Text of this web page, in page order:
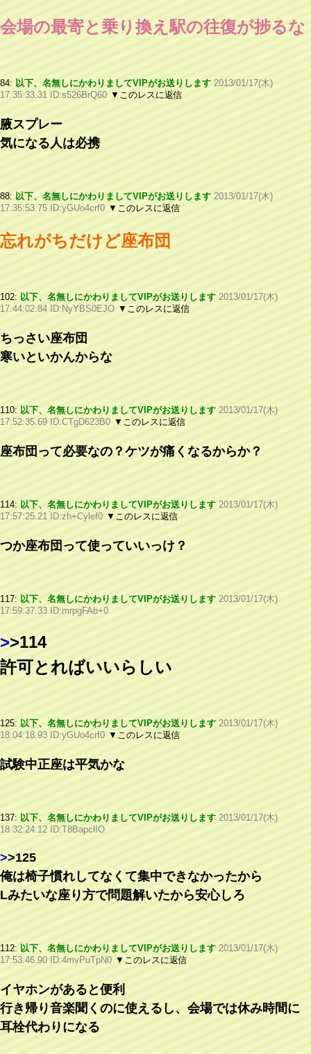
会場の最寄と乗り換え駅の往復が捗るな
84: 以下、名無しにかわりましてVIPがお送りします 2013/01/17(木)
17:35:33.31 ID:s526BrQ60 ▼このレスに返信
腋スプレー
気になる人は必携
88: 以下、名無しにかわりましてVIPがお送りします 2013/01/17(木)
17:35:53.75 ID:yGUo4crf0 ▼このレスに返信
忘れがちだけど座布団
102: 以下、名無しにかわりましてVIPがお送りします 2013/01/17(木)
17:44:02.84 ID:NyYBS0EJO ▼このレスに返信
ちっさい座布団
寒いといかんからな
110: 以下、名無しにかわりましてVIPがお送りします 2013/01/17(木)
17:52:35.69 ID:CTgD623B0 ▼このレスに返信
座布団って必要なの？ケツが痛くなるからか？
114: 以下、名無しにかわりましてVIPがお送りします 2013/01/17(木)
17:57:25.21 ID:zh+Cylef0 ▼このレスに返信
つか座布団って使っていいっけ？
117: 以下、名無しにかわりましてVIPがお送りします 2013/01/17(木)
17:59:37.33 ID:mrpgFAb+0
>>114
許可とればいいらしい
125: 以下、名無しにかわりましてVIPがお送りします 2013/01/17(木)
18:04:18.93 ID:yGUo4crf0 ▼このレスに返信
試験中正座は平気かな
137: 以下、名無しにかわりましてVIPがお送りします 2013/01/17(木)
18:32:24.12 ID:T8BapclIO
>>125
俺は椅子慣れしてなくて集中できなかったから
Lみたいな座り方で問題解いたから安心しろ
112: 以下、名無しにかわりましてVIPがお送りします 2013/01/17(木)
17:53:46.90 ID:4mvPuTpN0 ▼このレスに返信
イヤホンがあると便利
行き帰り音楽聞くのに使えるし、会場では休み時間に
耳栓代わりになる